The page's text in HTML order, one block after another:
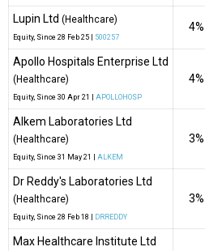
Lupin Ltd (Healthcare)
Equity, Since 28 Feb 25 | 500257
4%
Apollo Hospitals Enterprise Ltd
(Healthcare)
Equity, Since 30 Apr 21 | APOLLOHOSP
4%
Alkem Laboratories Ltd
(Healthcare)
Equity, Since 31 May 21 | ALKEM
3%
Dr Reddy's Laboratories Ltd
(Healthcare)
Equity, Since 28 Feb 18 | DRREDDY
3%
Max Healthcare Institute Ltd